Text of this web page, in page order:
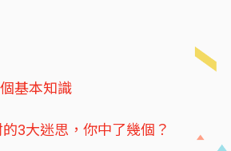
基本知識
3大迷思，你中了幾個？